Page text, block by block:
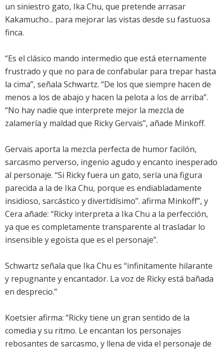
un siniestro gato, Ika Chu, que pretende arrasar
Kakamucho... para mejorar las vistas desde su fastuosa
finca.
“Es el clásico mando intermedio que está eternamente
frustrado y que no para de confabular para trepar hasta
la cima”, señala Schwartz. “De los que siempre hacen de
menos a los de abajo y hacen la pelota a los de arriba”.
“No hay nadie que interprete mejor la mezcla de
zalamería y maldad que Ricky Gervais”, añade Minkoff.
Gervais aporta la mezcla perfecta de humor facilón,
sarcasmo perverso, ingenio agudo y encanto inesperado
al personaje. “Si Ricky fuera un gato, sería una figura
parecida a la de Ika Chu, porque es endiabladamente
insidioso, sarcástico y divertidísimo”. afirma Minkoff”, y
Cera añade: “Ricky interpreta a Ika Chu a la perfección,
ya que es completamente transparente al trasladar lo
insensible y egoísta que es el personaje”.
Schwartz señala que Ika Chu es “infinitamente hilarante
y repugnante y encantador. La voz de Ricky está bañada
en desprecio.”
Koetsier afirma: “Ricky tiene un gran sentido de la
comedia y su ritmo. Le encantan los personajes
rebosantes de sarcasmo, y llena de vida el personaje de